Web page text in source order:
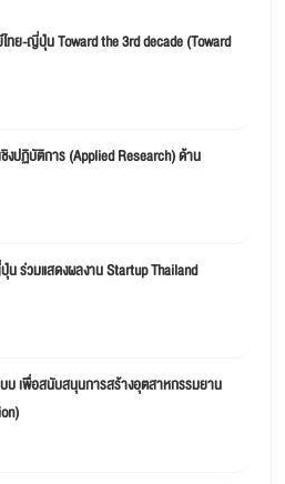
ทย-ญี่ปุ่น Toward the 3rd decade (Toward
งปฏิบัติการ (Applied Research) ด้าน
ร่วมแสดงผลงาน Startup Thailand
บ เพื่อสนับสนุนการสร้างอุตสาหกรรมยาน